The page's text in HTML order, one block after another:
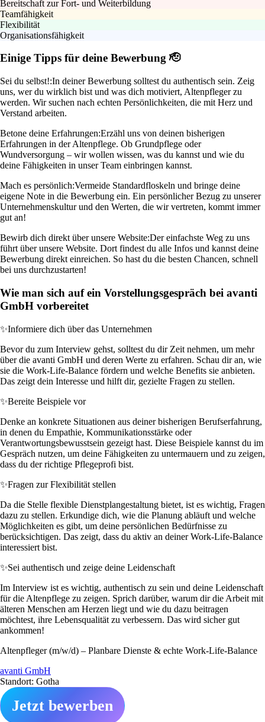
Bereitschaft zur Fort- und Weiterbildung
Teamfähigkeit
Flexibilität
Organisationsfähigkeit
Einige Tipps für deine Bewerbung 🫡
Sei du selbst!:In deiner Bewerbung solltest du authentisch sein. Zeig
uns, wer du wirklich bist und was dich motiviert, Altenpfleger zu
werden. Wir suchen nach echten Persönlichkeiten, die mit Herz und
Verstand arbeiten.
Betone deine Erfahrungen:Erzähl uns von deinen bisherigen
Erfahrungen in der Altenpflege. Ob Grundpflege oder
Wundversorgung – wir wollen wissen, was du kannst und wie du
deine Fähigkeiten in unser Team einbringen kannst.
Mach es persönlich:Vermeide Standardfloskeln und bringe deine
eigene Note in die Bewerbung ein. Ein persönlicher Bezug zu unserer
Unternehmenskultur und den Werten, die wir vertreten, kommt immer
gut an!
Bewirb dich direkt über unsere Website:Der einfachste Weg zu uns
führt über unsere Website. Dort findest du alle Infos und kannst deine
Bewerbung direkt einreichen. So hast du die besten Chancen, schnell
bei uns durchzustarten!
Wie man sich auf ein Vorstellungsgespräch bei avanti
GmbH vorbereitet
✨Informiere dich über das Unternehmen
Bevor du zum Interview gehst, solltest du dir Zeit nehmen, um mehr
über die avanti GmbH und deren Werte zu erfahren. Schau dir an, wie
sie die Work-Life-Balance fördern und welche Benefits sie anbieten.
Das zeigt dein Interesse und hilft dir, gezielte Fragen zu stellen.
✨Bereite Beispiele vor
Denke an konkrete Situationen aus deiner bisherigen Berufserfahrung,
in denen du Empathie, Kommunikationsstärke oder
Verantwortungsbewusstsein gezeigt hast. Diese Beispiele kannst du im
Gespräch nutzen, um deine Fähigkeiten zu untermauern und zu zeigen,
dass du der richtige Pflegeprofi bist.
✨Fragen zur Flexibilität stellen
Da die Stelle flexible Dienstplangestaltung bietet, ist es wichtig, Fragen
dazu zu stellen. Erkundige dich, wie die Planung abläuft und welche
Möglichkeiten es gibt, um deine persönlichen Bedürfnisse zu
berücksichtigen. Das zeigt, dass du aktiv an deiner Work-Life-Balance
interessiert bist.
✨Sei authentisch und zeige deine Leidenschaft
Im Interview ist es wichtig, authentisch zu sein und deine Leidenschaft
für die Altenpflege zu zeigen. Sprich darüber, warum dir die Arbeit mit
älteren Menschen am Herzen liegt und wie du dazu beitragen
möchtest, ihre Lebensqualität zu verbessern. Das wird sicher gut
ankommen!
Altenpfleger (m/w/d) – Planbare Dienste & echte Work-Life-Balance
avanti GmbH
Standort: Gotha
Jetzt bewerben